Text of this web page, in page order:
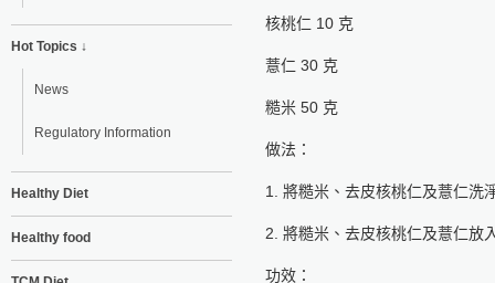
Hot Topics ↓
News
Regulatory Information
Healthy Diet
Healthy food
核桃仁 10 克
薏仁 30 克
糙米 50 克
做法：
1. 將糙米、去皮核桃仁及薏仁洗
2. 將糙米、去皮核桃仁及薏仁放
功效：